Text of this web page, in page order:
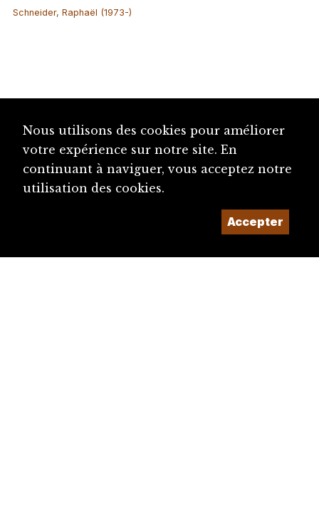
Schneider, Raphaël (1973-)
Nous utilisons des cookies pour améliorer
votre expérience sur notre site. En
continuant à naviguer, vous acceptez notre
utilisation des cookies.
Accepter